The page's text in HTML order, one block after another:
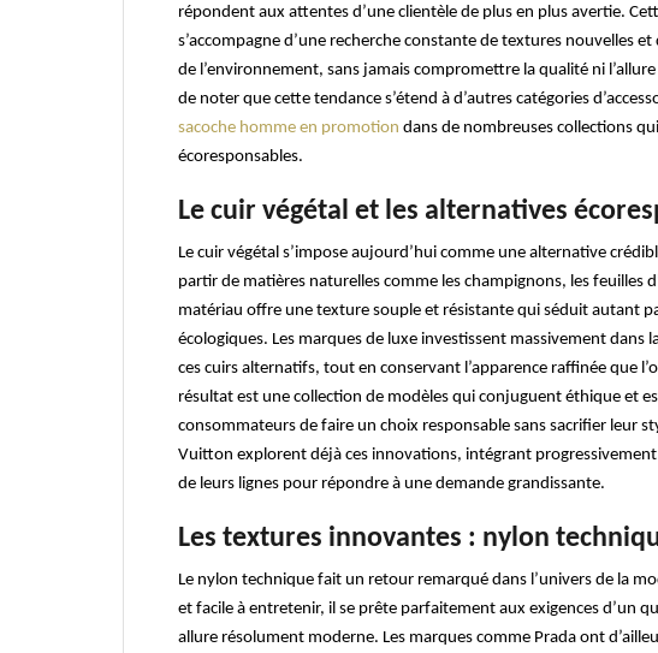
répondent aux attentes d’une clientèle de plus en plus avertie.
s’accompagne d’une recherche constante de textures nouvelles
de l’environnement, sans jamais compromettre la qualité ni
de noter que cette tendance s’étend à d’autres catégories
sacoche homme en promotion dans de nombreuses collections
écoresponsables.
Le cuir végétal et les alternatives
Le cuir végétal s’impose aujourd’hui comme une alternative
partir de matières naturelles comme les champignons, les feuilles
matériau offre une texture souple et résistante qui séduit autant
écologiques. Les marques de luxe investissent massivement dans
ces cuirs alternatifs, tout en conservant l’apparence raffinée que
résultat est une collection de modèles qui conjuguent éthique et
consommateurs de faire un choix responsable sans sacrifier leur
Vuitton explorent déjà ces innovations, intégrant
de leurs lignes pour répondre à une demande grandissante.
Les textures innovantes : nylon
Le nylon technique fait un retour remarqué dans l’univers de la
et facile à entretenir, il se prête parfaitement aux exigences d’un
allure résolument moderne. Les marques comme Prada ont